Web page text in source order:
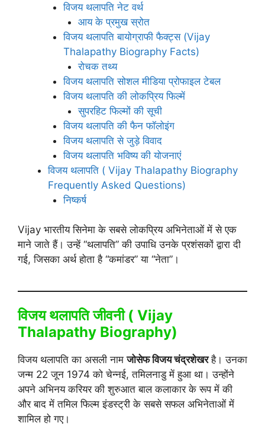
विजय थलापति नेट वर्थ
आय के प्रमुख स्रोत
विजय थलापति बायोग्राफी फैक्ट्स (Vijay
Thalapathy Biography Facts)
रोचक तथ्य
विजय थलापति सोशल मीडिया प्रोफाइल टेबल
विजय थलापति की लोकप्रिय फिल्में
सुपरहिट फिल्मों की सूची
विजय थलापति की फैन फॉलोइंग
विजय थलापति से जुड़े विवाद
विजय थलापति भविष्य की योजनाएं
विजय थलापति ( Vijay Thalapathy Biography
Frequently Asked Questions)
निष्कर्ष
Vijay भारतीय सिनेमा के सबसे लोकप्रिय अभिनेताओं में से एक
माने जाते हैं। उन्हें “थलापति” की उपाधि उनके प्रशंसकों द्वारा दी
गई, जिसका अर्थ होता है “कमांडर” या “नेता”।
विजय थलापति जीवनी ( Vijay
Thalapathy Biography)
विजय थलापति का असली नामजोसेफ विजय चंद्रशेखरहै। उनका
जन्म 22 जून 1974 को चेन्नई, तमिलनाडु में हुआ था। उन्होंने
अपने अभिनय करियर की शुरुआत बाल कलाकार के रूप में की
और बाद में तमिल फिल्म इंडस्ट्री के सबसे सफल अभिनेताओं में
शामिल हो गए।